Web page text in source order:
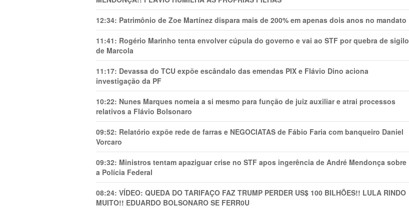
12:34: Patrimônio de Zoe Martínez dispara mais de 200% em apenas dois anos no mandato
11:41: Rogério Marinho tenta envolver cúpula do governo e vai ao STF por quebra de sigilo
de Marcola
11:17: Devassa do TCU expõe escândalo das emendas PIX e Flávio Dino aciona
investigação da PF
10:22: Nunes Marques nomeia a si mesmo para função de juiz auxiliar e atrai processos
relativos a Flávio Bolsonaro
09:52: Relatório expõe rede de farras e NEGOCIATAS de Fábio Faria com banqueiro Daniel
Vorcaro
09:32: Ministros tentam apaziguar crise no STF apos ingerência de André Mendonça sobre
a Polícia Federal
08:24: VÍDEO: QUEDA DO TARIFAÇO FAZ TRUMP PERDER US$ 100 BILHÕES!! LULA RINDO
MUITO!! EDUARDO BOLSONARO SE FERR0U